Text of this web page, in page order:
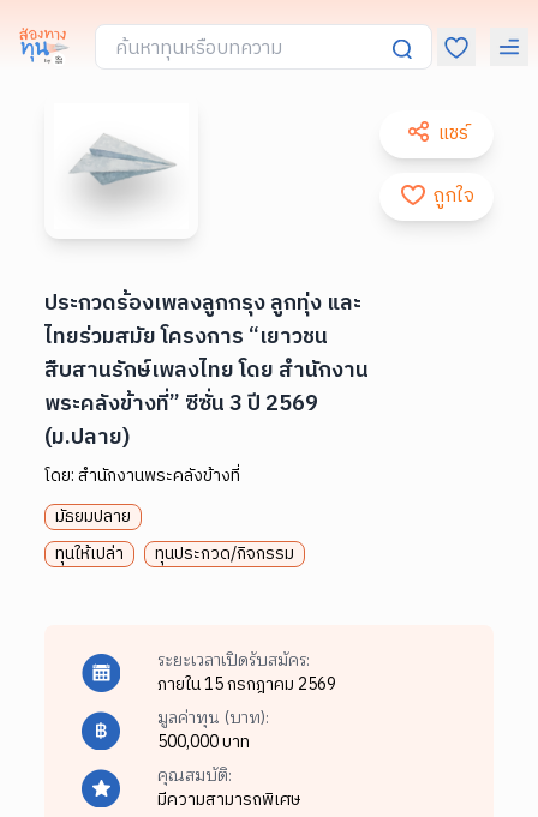
แชร์
ถูกใจ
ประกวดร้องเพลงลูกกรุง ลูกทุ่ง และ
ไทยร่วมสมัย โครงการ “เยาวชน
สืบสานรักษ์เพลงไทย โดย สำนักงาน
พระคลังข้างที่” ซีซั่น 3 ปี 2569
(ม.ปลาย)
โดย:สำนักงานพระคลังข้างที่
มัธยมปลาย
ทุนให้เปล่า
ทุนประกวด/กิจกรรม
ระยะเวลาเปิดรับสมัคร:
ภายใน 15 กรกฎาคม 2569
มูลค่าทุน (บาท):
500,000 บาท
คุณสมบัติ:
มีความสามารถพิเศษ